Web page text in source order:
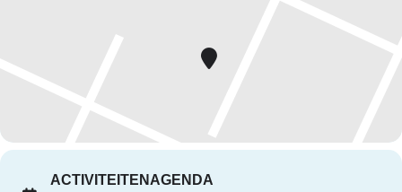
ACTIVITEITENAGENDA